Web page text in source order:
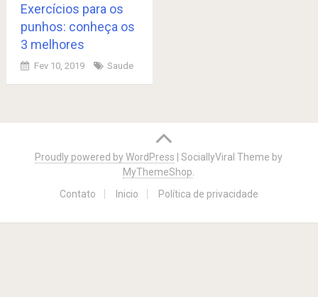
Exercícios para os
punhos: conheça os
3 melhores
Fev 10, 2019 Saude
navigation
Proudly powered by WordPress |SociallyViral Theme by
MyThemeShop
Contato
Inicio Política de privacidade